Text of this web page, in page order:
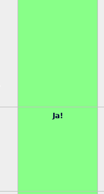
Ja!